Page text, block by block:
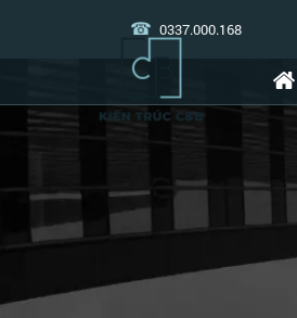
0337.000.168